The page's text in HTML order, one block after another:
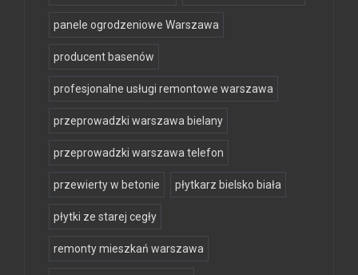
panele ogrodzeniowe Warszawa
producent basenów
profesjonalne usługi remontowe warszawa
przeprowadzki warszawa bielany
przeprowadzki warszawa telefon
przewierty w betonie płytkarz bielsko biała
płytki ze starej cegły
remonty mieszkań warszawa